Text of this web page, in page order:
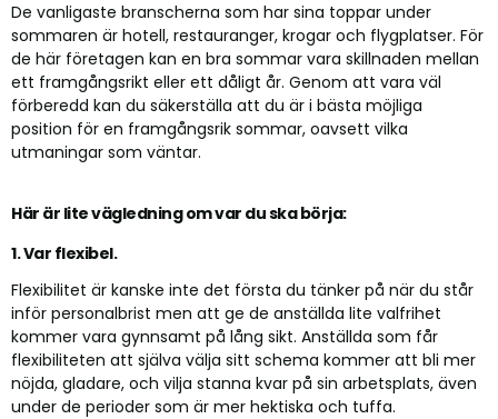
De vanligaste branscherna som har sina toppar under
sommaren är hotell, restauranger, krogar och flygplatser. För
de här företagen kan en bra sommar vara skillnaden mellan
ett framgångsrikt eller ett dåligt år. Genom att vara väl
förberedd kan du säkerställa att du är i bästa möjliga
position för en framgångsrik sommar, oavsett vilka
utmaningar som väntar.
Här är lite vägledning om var du ska börja:
1. Var flexibel.
Flexibilitet är kanske inte det första du tänker på när du står
inför personalbrist men att ge de anställda lite valfrihet
kommer vara gynnsamt på lång sikt. Anställda som får
flexibiliteten att själva välja sitt schema kommer att bli mer
nöjda, gladare, och vilja stanna kvar på sin arbetsplats, även
under de perioder som är mer hektiska och tuffa.